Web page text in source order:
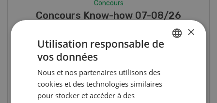
Photo mystère 07-08/26
Gagnez l’un des cinq couteaux de poche LANDI
PARTICIPER AU CONCOURS
×
Utilisation responsable de
vos données
Nous et nos partenaires utilisons des
cookies et des technologies similaires
pour stocker et accéder à des